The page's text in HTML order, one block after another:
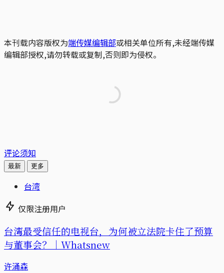
本刊载内容版权为端传媒编辑部或相关单位所有,未经端传媒
编辑部授权,请勿转载或复制,否则即为侵权。
评论须知
最新 更多
台湾
仅限注册用户
台湾最受信任的电视台，为何被立法院卡住了预算
与董事会？｜Whatsnew
许涌森